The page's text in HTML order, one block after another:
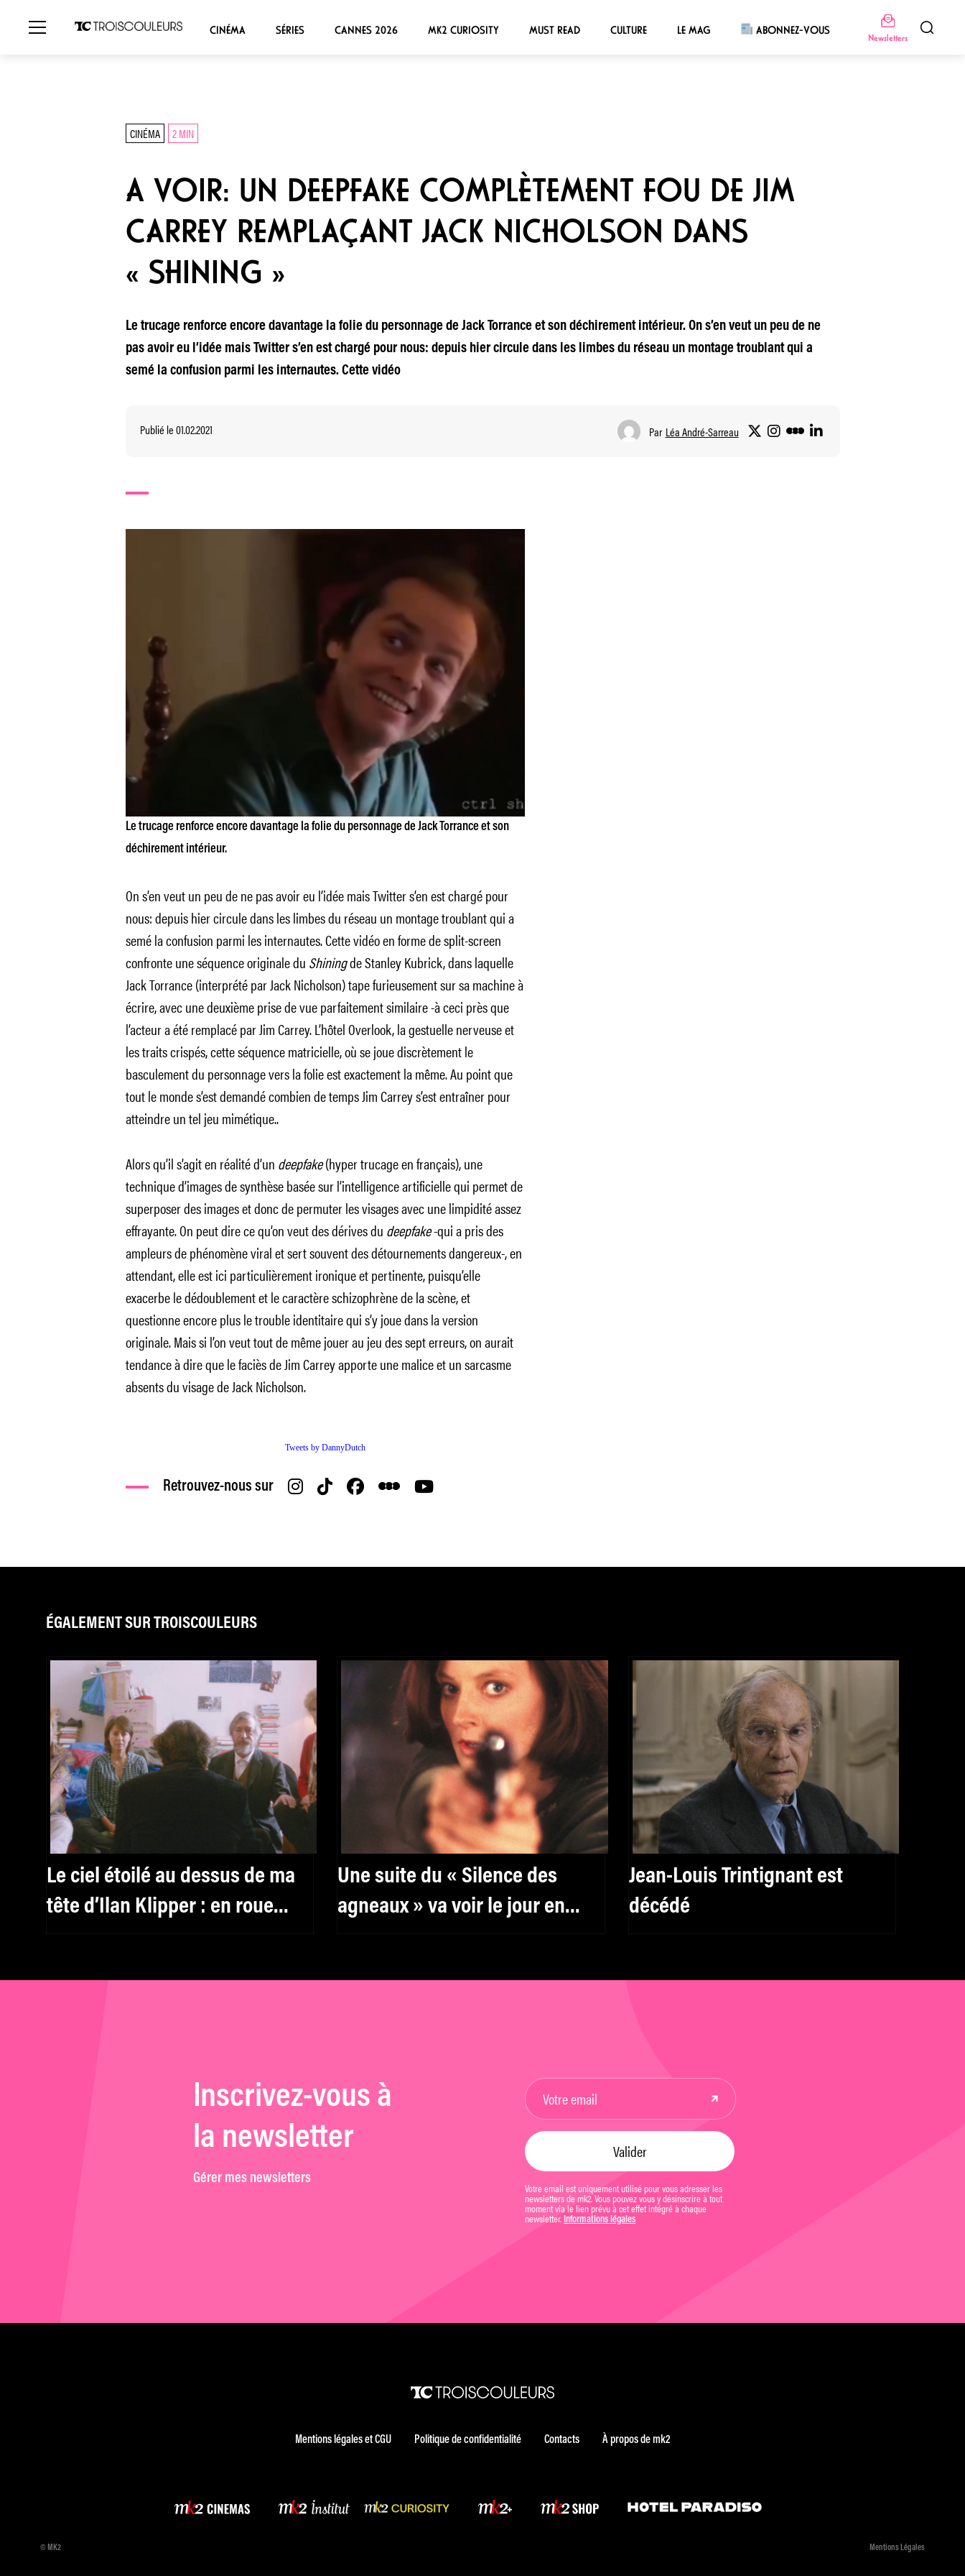
CINÉMA SÉRIES CANNES 2026 MK2 CURIOSITY MUST READ CULTURE LE MAG ABONNEZ-VOUS
Newsletters
CINÉMA 2 MIN
A VOIR: UN DEEPFAKE COMPLÈTEMENT FOU DE JIM
CARREY REMPLAÇANT JACK NICHOLSON DANS
« SHINING »
Le trucage renforce encore davantage la folie du personnage de Jack Torrance et son déchirement intérieur. On s’en veut un peu de ne
pas avoir eu l’idée mais Twitter s’en est chargé pour nous: depuis hier circule dans les limbes du réseau un montage troublant qui a
semé la confusion parmi les internautes. Cette vidéo
Publié le 01.02.2021 Par Léa André-Sarreau
Le trucage renforce encore davantage la folie du personnage de Jack Torrance et son
déchirement intérieur.
On s’en veut un peu de ne pas avoir eu l’idée mais Twitter s’en est chargé pour
nous: depuis hier circule dans les limbes du réseau un montage troublant qui a
semé la confusion parmi les internautes. Cette vidéo en forme de split-screen
confronte une séquence originale du Shiningde Stanley Kubrick, dans laquelle
Jack Torrance (interprété par Jack Nicholson) tape furieusement sur sa machine à
écrire, avec une deuxième prise de vue parfaitement similaire -à ceci près que
l’acteur a été remplacé par Jim Carrey. L’hôtel Overlook, la gestuelle nerveuse et
les traits crispés, cette séquence matricielle, où se joue discrètement le
basculement du personnage vers la folie est exactement la même. Au point que
tout le monde s’est demandé combien de temps Jim Carrey s’est entraîner pour
atteindre un tel jeu mimétique..
Alors qu’il s’agit en réalité d’un deepfake(hyper trucage en français), une
technique d’images de synthèse basée sur l’intelligence artificielle qui permet de
superposer des images et donc de permuter les visages avec une limpidité assez
effrayante. On peut dire ce qu’on veut des dérives du deepfake-qui a pris des
ampleurs de phénomène viral et sert souvent des détournements dangereux-, en
attendant, elle est ici particulièrement ironique et pertinente, puisqu’elle
exacerbe le dédoublement et le caractère schizophrène de la scène, et
questionne encore plus le trouble identitaire qui s’y joue dans la version
originale. Mais si l’on veut tout de même jouer au jeu des sept erreurs, on aurait
tendance à dire que le faciès de Jim Carrey apporte une malice et un sarcasme
absents du visage de Jack Nicholson.
Tweets by DannyDutch
Retrouvez-nous sur
ÉGALEMENT SUR TROISCOULEURS
Le ciel étoilé au dessus de ma
tête d’Ilan Klipper : en roue
Une suite du « Silence des
agneaux » va voir le jour en
Jean-Louis Trintignant est
décédé
Inscrivez-vous à
la newsletter
Gérer mes newsletters
Votre email est uniquement utilisé pour vous adresser les
newsletters de mk2. Vous pouvez vous y désinscrire à tout
moment via le lien prévu à cet effet intégré à chaque
newsletter. Informations légales
Mentions légales et CGU Politique de confidentialité Contacts À propos de mk2
© MK2 Mentions Légales